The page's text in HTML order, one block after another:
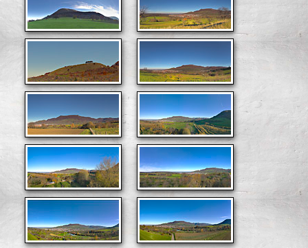
Konstanz (Landkreis)
Lindau (Landkreis)
Ostalbkreis (Aalen)
Reutlingen (Landkreis)
Reutlingen (Stadt)
Rottweil (Landkreis)
Sigmaringen (Landkreis)